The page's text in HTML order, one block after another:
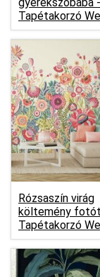
Tapétakorzó
Rózsaszín virág
költemény
Tapétakorzó